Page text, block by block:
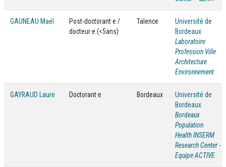
GAUNEAU Maël
Post-doctorant·e /
docteur·e (<5ans)
Talence
Université de
Bordeaux
Laboratoire
Profession Ville
Architecture
Environnement
GAYRAUD Laure Doctorant·e Bordeaux
Université de
Bordeaux
Bordeaux
Population
Health INSERM
Research Center -
Equipe ACTIVE